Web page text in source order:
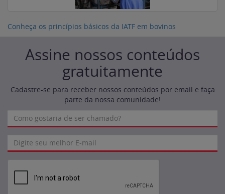
Conheça os princípios básicos da IATF em bovinos
Assine nossos conteúdos
gratuitamente
Cadastre-se para receber nossos conteúdos por email e faça
parte da nossa comunidade!